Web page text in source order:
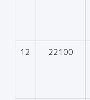
12 22100